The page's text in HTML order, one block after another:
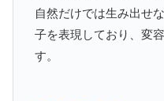
自然だけでは生み出せ
子を表現しており、変
す。